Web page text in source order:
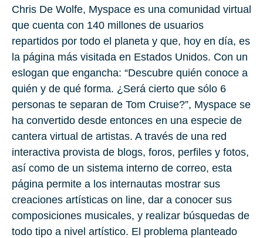
Chris De Wolfe, Myspace es una comunidad virtual
que cuenta con 140 millones de usuarios
repartidos por todo el planeta y que, hoy en día, es
la página más visitada en Estados Unidos. Con un
eslogan que engancha: “Descubre quién conoce a
quién y de qué forma. ¿Será cierto que sólo 6
personas te separan de Tom Cruise?”, Myspace se
ha convertido desde entonces en una especie de
cantera virtual de artistas. A través de una red
interactiva provista de blogs, foros, perfiles y fotos,
así como de un sistema interno de correo, esta
página permite a los internautas mostrar sus
creaciones artísticas on line, dar a conocer sus
composiciones musicales, y realizar búsquedas de
todo tipo a nivel artístico. El problema planteado